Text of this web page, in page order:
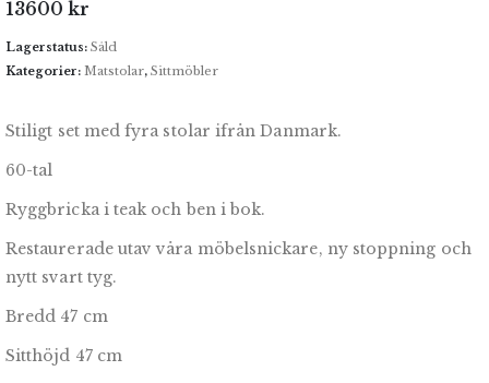
13600 kr
Lagerstatus: Såld
Kategorier: Matstolar, Sittmöbler
Stiligt set med fyra stolar ifrån Danmark.
60-tal
Ryggbricka i teak och ben i bok.
Restaurerade utav våra möbelsnickare, ny stoppning och
nytt svart tyg.
Bredd 47 cm
Sitthöjd 47 cm